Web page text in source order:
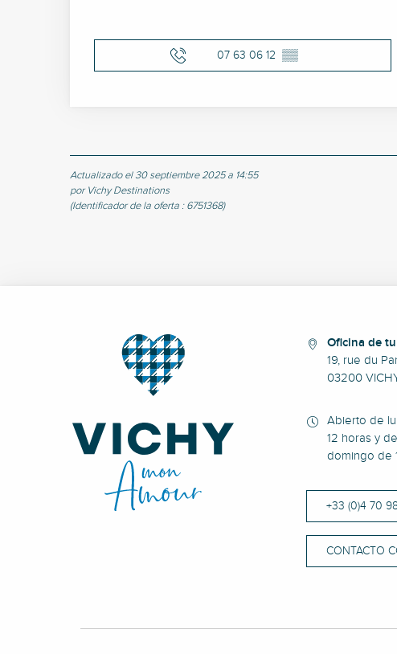
07 63 06 12 ▒▒
Actualizado el 30 septiembre 2025 a 14:55
por Vichy Destinations
(Identificador de la oferta : 6751368)
Oficina de
19, rue du
03200
Abierto de
12 horas y
domingo de
+33 (0)4 70
CONTACTO